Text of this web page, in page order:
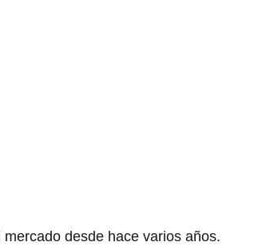
desde hace varios años.